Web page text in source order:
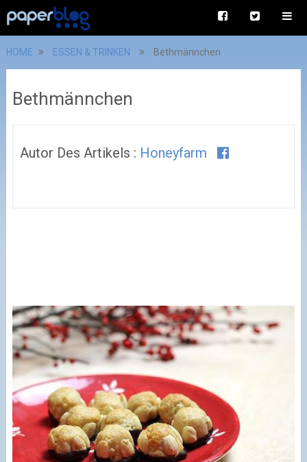
HOME ESSEN & TRINKEN Bethmännchen
Bethmännchen
Autor Des Artikels : Honeyfarm